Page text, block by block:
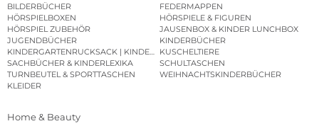
BILDERBÜCHER
FEDERMAPPEN
HÖRSPIELBOXEN
HÖRSPIELE & FIGUREN
HÖRSPIEL ZUBEHÖR
JAUSENBOX & KINDER LUNCHBOX
JUGENDBÜCHER
KINDERBÜCHER
KINDERGARTENRUCKSACK | KINDERGARTENBEUTEL
KUSCHELTIERE
SACHBÜCHER & KINDERLEXIKA
SCHULTASCHEN
TURNBEUTEL & SPORTTASCHEN
WEIHNACHTSKINDERBÜCHER
KLEIDER
Home & Beauty